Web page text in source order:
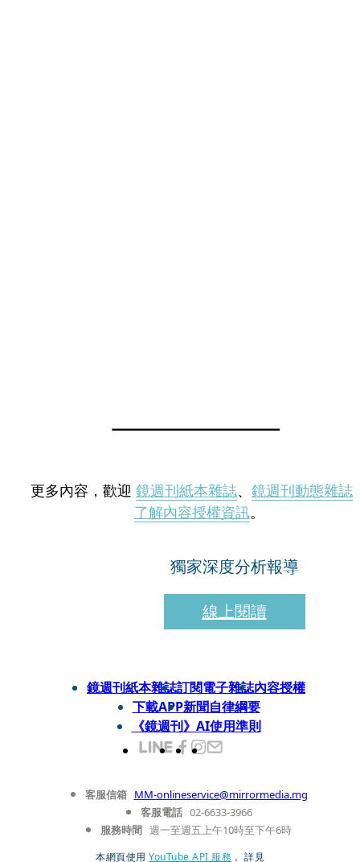
更多內容，歡迎 鏡週刊紙本雜誌、 鏡週刊動態雜誌
了解內容授權資訊。
獨家深度分析報導
線上閱讀
鏡週刊紙本雜誌訂閱電子雜誌內容授權
下載APP新聞自律綱要
《鏡週刊》AI使用準則
客服信箱 MM-onlineservice@mirrormedia.mg
客服電話 02-6633-3966
服務時間 週一至週五上午10時至下午6時
本網頁使用 YouTube API 服務 ， 詳見